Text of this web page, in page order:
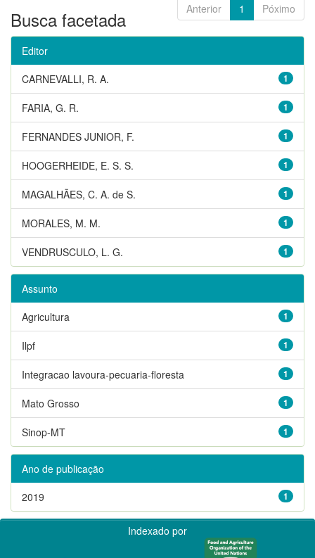
Anterior 1 Póximo
Busca facetada
Editor
1
CARNEVALLI, R. A.
1
FARIA, G. R.
1
FERNANDES JUNIOR, F.
1
HOOGERHEIDE, E. S. S.
1
MAGALHÃES, C. A. de S.
1
MORALES, M. M.
1
VENDRUSCULO, L. G.
Assunto
1
Agricultura
1
Ilpf
1
Integracao lavoura-pecuaria-floresta
1
Mato Grosso
1
Sinop-MT
Ano de publicação
1
2019
Indexado por